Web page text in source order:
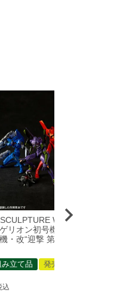
WORKS
リオン初号機／弐号
・改“迎撃 第3新東京
立て品 発売中
込